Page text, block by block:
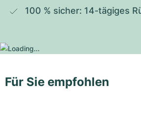
100 % sicher: 14-tägiges
Für Sie empfohlen